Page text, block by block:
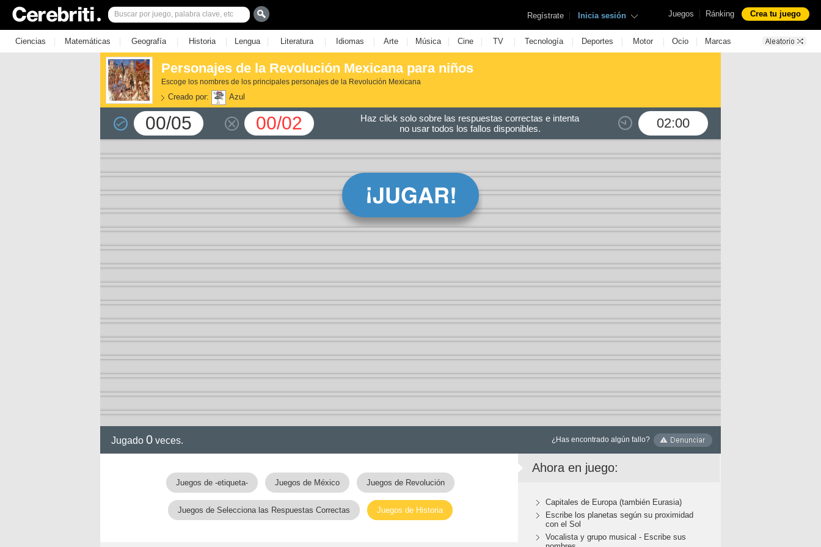
Juegos | Ránking Crea tu juego
Regístrate | Inicia sesión
Ciencias | Matemáticas | Geografía | Historia | Lengua | Literatura | Idiomas | Arte | Música | Cine | TV | Tecnología | Deportes | Motor | Ocio | Marcas
Personajes de la Revolución Mexicana para niños
Escoge los nombres de los principales personajes de la Revolución Mexicana
Creado por: Azul
00/05 00/02 02:00
Haz click solo sobre las respuestas correctas e intenta
no usar todos los fallos disponibles.
Jugado 0 veces. ¿Has encontrado algún fallo?
Juegos de -etiqueta- Juegos de México Juegos de Revolución
Juegos de Selecciona las Respuestas Correctas Juegos de Historia
Ahora en juego:
Capitales de Europa (también Eurasia)
Escribe los planetas según su proximidad
con el Sol
Vocalista y grupo musical - Escribe sus